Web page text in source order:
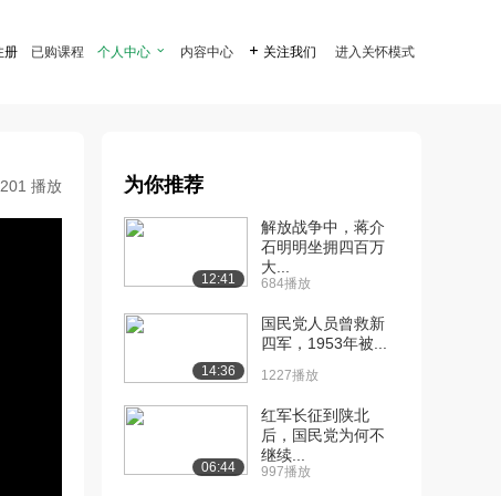
册 已购课程 个人中心  内容中心  关注我们 进入关怀模式
播放 为你推荐
12:41
解放战争中，蒋介
石明明坐拥四百万
大...
684播放
14:36
国民党人员曾救新
四军，1953年被...
1227播放
06:44
红军长征到陕北
后，国民党为何不
继续...
997播放